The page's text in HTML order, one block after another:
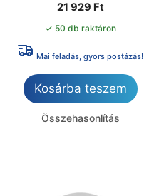
21 929 Ft
✓ 50 db raktáron
Mai feladás, gyors postázás!
Kosárba teszem
Összehasonlítás